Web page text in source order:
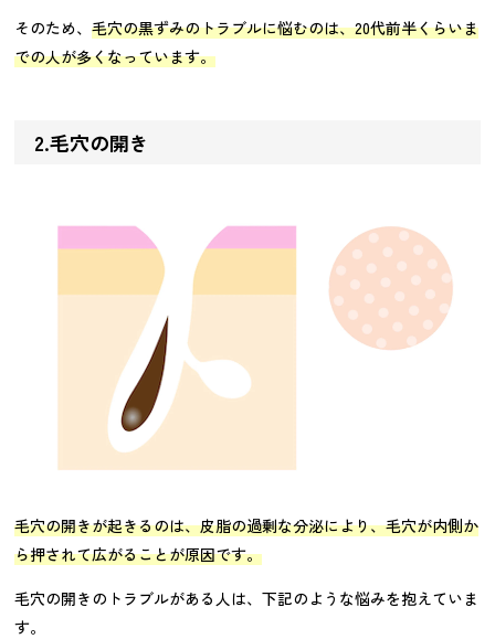
そのため、毛穴の黒ずみのトラブルに悩むのは、20代前半くらいま
での人が多くなっています。
2.毛穴の開き
毛穴の開きが起きるのは、皮脂の過剰な分泌により、毛穴が内側か
ら押されて広がることが原因です。
毛穴の開きのトラブルがある人は、下記のような悩みを抱えていま
す。